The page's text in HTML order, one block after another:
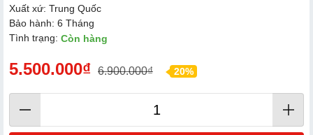
Xuất xứ: Trung Quốc
Bảo hành: 6 Tháng
Tình trạng: Còn hàng
5.500.000₫ 6.900.000₫ 20%